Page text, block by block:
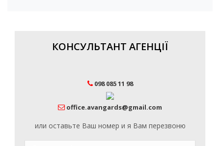
КОНСУЛЬТАНТ АГЕНЦІЇ
098 085 11 98
office.avangards@gmail.com
или оставьте Ваш номер и я Вам перезвоню